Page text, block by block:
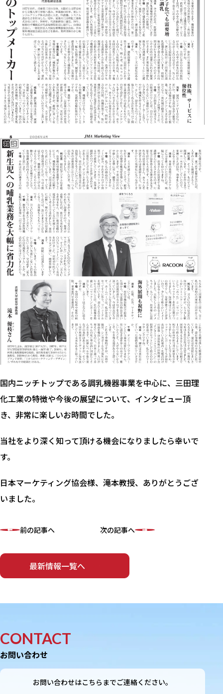
国内ニッチトップである調乳機器事業を中心に、三田理
化工業の特徴や今後の展望について、インタビュー頂
き、非常に楽しいお時間でした。
当社をより深く知って頂ける機会になりましたら幸いで
す。
日本マーケティング協会様、滝本教授、ありがとうござ
いました。
前の記事へ
最新情報一覧へ
次の記事へ
CONTACT
お問い合わせ
お問い合わせはこちらまでご連絡ください。